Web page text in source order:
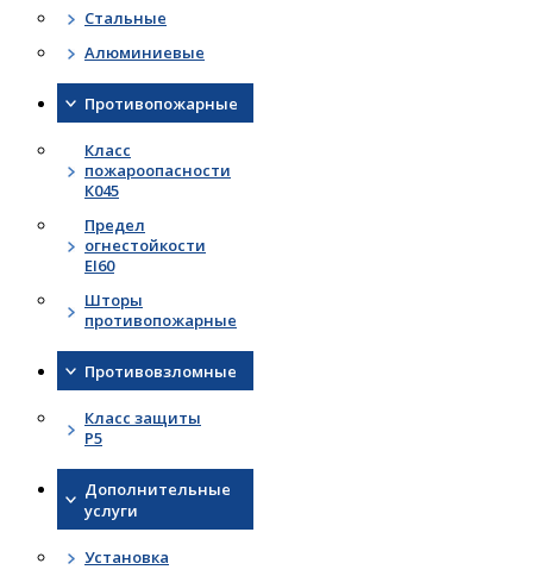
Стальные
Алюминиевые
Противопожарные
Класс
пожароопасности
К045
Предел
огнестойкости
EI60
Шторы
противопожарные
Противовзломные
Класс защиты
Р5
Дополнительные
услуги
Установка